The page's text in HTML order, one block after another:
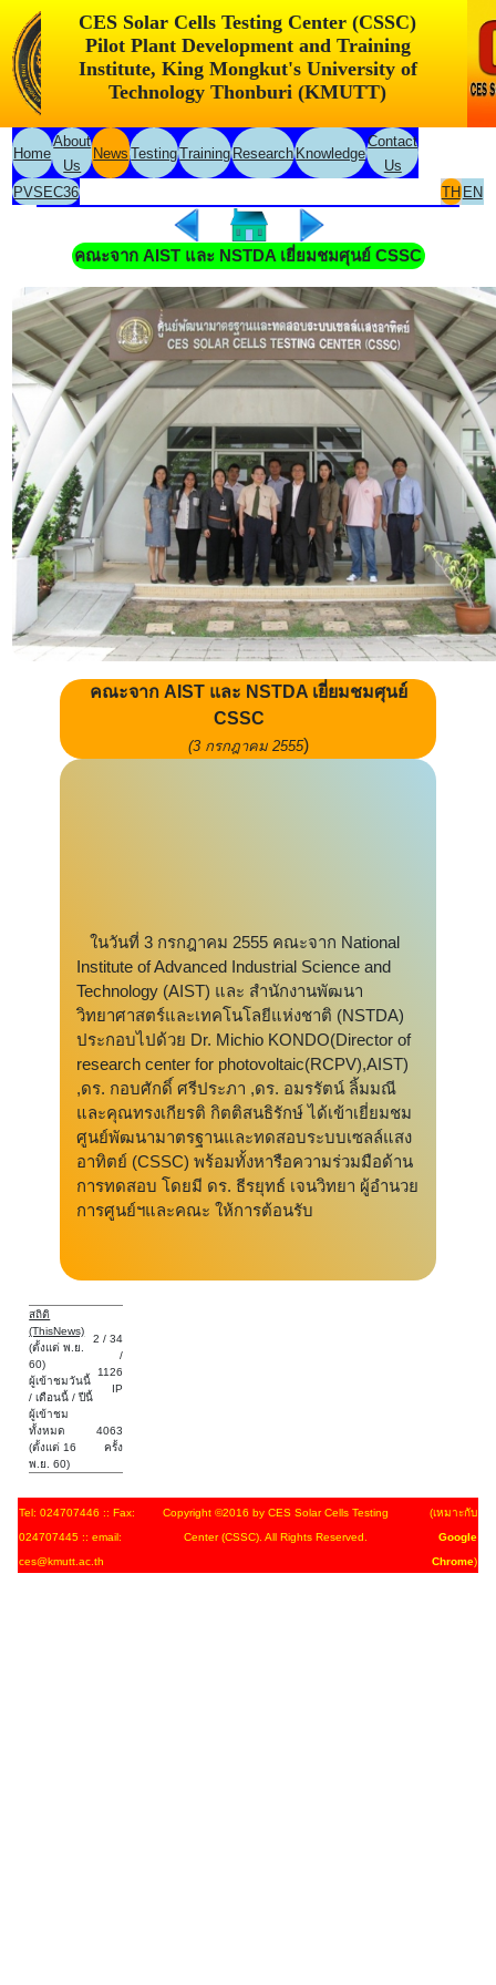
CES Solar Cells Testing Center (CSSC)
Pilot Plant Development and Training
Institute, King Mongkut's University of
Technology Thonburi (KMUTT)
Home
About
Us
News TestingTraining Research Knowledge
Contact
Us
PVSEC36
TH EN
คณะจาก AIST และ NSTDA เยี่ยมชมศุนย์ CSSC
คณะจาก AIST และ NSTDA เยี่ยมชมศุนย์
CSSC
(3 กรกฎาคม 2555)
ในวันที่ 3 กรกฎาคม 2555 คณะจาก National
Institute of Advanced Industrial Science and
Technology (AIST) และ สำนักงานพัฒนา
วิทยาศาสตร์และเทคโนโลยีแห่งชาติ (NSTDA)
ประกอบไปด้วย Dr. Michio KONDO(Director of
research center for photovoltaic(RCPV),AIST)
,ดร. กอบศักดิ์ ศรีประภา ,ดร. อมรรัตน์ ลิ้มมณี
และคุณทรงเกียรติ กิตติสนธิรักษ์ ได้เข้าเยี่ยมชม
ศูนย์พัฒนามาตรฐานและทดสอบระบบเซลล์แสง
อาทิตย์ (CSSC) พร้อมทั้งหารือความร่วมมือด้าน
การทดสอบ โดยมี ดร. ธีรยุทธ์ เจนวิทยา ผู้อำนวย
การศูนย์ฯและคณะ ให้การต้อนรับ
สถิติ
(ThisNews)
(ตั้งแต่ พ.ย.
60)
ผู้เข้าชมวันนี้
/ เดือนนี้ / ปีนี้
2 / 34
/
1126
IP
ผู้เข้าชม
ทั้งหมด
(ตั้งแต่ 16
พ.ย. 60)
4063
ครั้ง
Tel: 024707446 :: Fax:
024707445 :: email:
ces@kmutt.ac.th
Copyright ©2016 by CES Solar Cells Testing
Center (CSSC). All Rights Reserved.
(เหมาะกับ
Google
Chrome)